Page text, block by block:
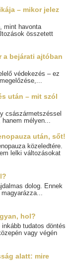
– mikor jelez
mint havonta
összetett
a bejárati ajtóban
védekezés – ez
után – mit szól
császármetszéssel
mélyen...
után, sőt!
közeledtére.
lelki változásokat
dolog. Ennek
hol?
tudatos döntés
vagy végén
alatt: mire